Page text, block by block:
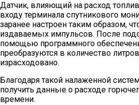
Датчик, влияющий на расход
входу терминала спутникового
заранее настроен таким образом,
издаваемых импульсов. После
помощью программного
преобразуются в количество
израсходовано.
Благодаря такой налаженной
получить данные о расходе
времени.